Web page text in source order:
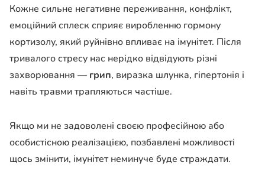
Кожне сильне негативне переживання, конфлікт,
емоційний сплеск сприяє виробленню гормону
кортизолу, який руйнівно впливає на імунітет. Після
тривалого стресу нас нерідко відвідують різні
захворювання — грип, виразка шлунка, гіпертонія і
навіть травми трапляються частіше.
Якщо ми не задоволені своєю професійною або
особистісною реалізацією, позбавлені можливості
щось змінити, імунітет неминуче буде страждати.